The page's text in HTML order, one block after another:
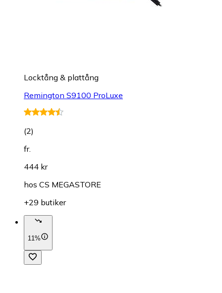
Locktång & plattång
Remington S9100 ProLuxe
(2)
fr.
444 kr
hos CS MEGASTORE
+29 butiker
11%